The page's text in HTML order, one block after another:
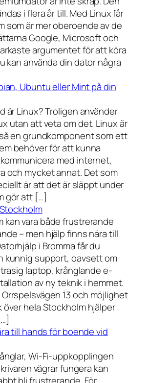
i flera år till. Med Linux får
som är mer oberoende av de
Google, Microsoft och
argumentet för att köra
kan använda din dator några
Ubuntu eller Mint på din
är Linux? Troligen använder
utan att veta om det. Linux är
en grundkomponent som ett
behöver för att kunna
med internet,
och mycket annat. Det som
är att det är släppt under
gör att […]
kan vara både frustrerande
– men hjälp finns nära till
i Bromma får du
kunnig support, oavsett om
laptop, krånglande e-
av ny teknik i hemmet.
13 och möjlighet
hela Stockholm hjälper
till hands för boende vid
Wi-Fi-uppkopplingen
vägrar fungera kan